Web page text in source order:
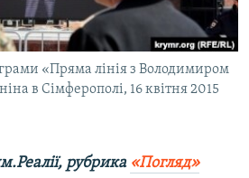
КРИМУ
«Пряма лінія з Володимиром
в Сімферополі, 16 квітня 2015
рубрика «Погляд»